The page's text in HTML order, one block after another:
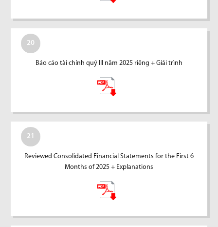
20
Báo cáo tài chính quý III năm 2025 riêng + Giải trình
21
Reviewed Consolidated Financial Statements for the First 6
Months of 2025 + Explanations